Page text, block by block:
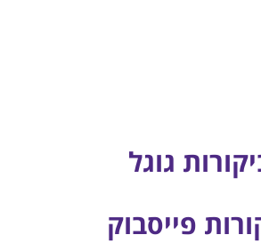
גוגל
פייסבוק